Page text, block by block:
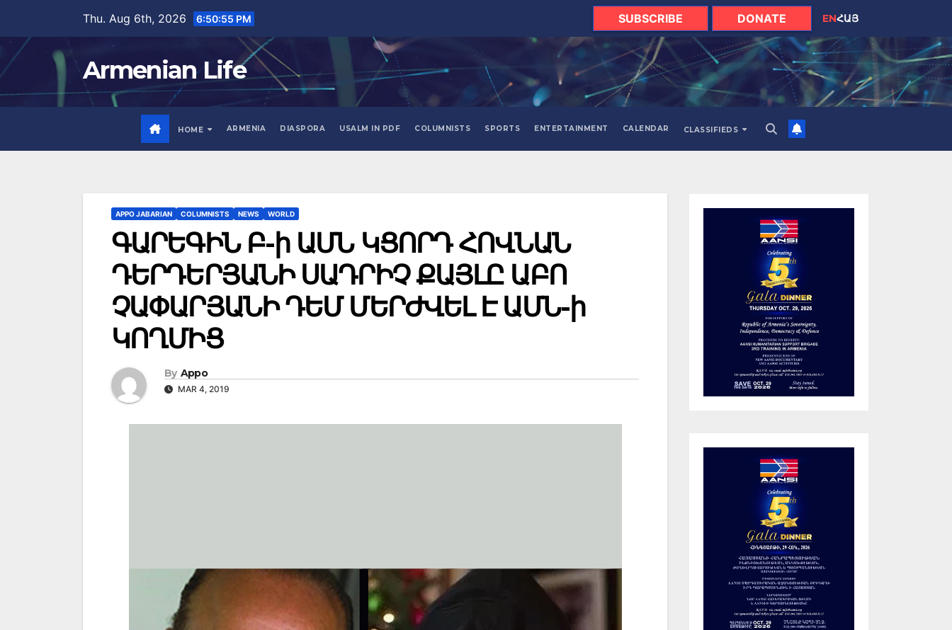
content
Thu. Aug 6th, 2026 6:50:56 PM SUBSCRIBE DONATE ENՀԱՅ
Armenian Life
HOME ARMENIA DIASPORA USALM IN PDF COLUMNISTS SPORTS ENTERTAINMENT CALENDAR CLASSIFIEDS
APPO JABARIAN COLUMNISTS NEWS WORLD
ԳԱՐԵԳԻՆ Բ-ի ԱՄՆ ԿՑՈՐԴ ՀՈՎՆԱՆ
ԴԵՐԴԵՐՅԱՆԻ ՍԱԴՐԻՉ ՔԱՅԼԸ ԱԲՈ
ՉԱՓԱՐՅԱՆԻ ԴԵՄ ՄԵՐԺՎԵԼ Է ԱՄՆ-ի
ԿՈՂՄԻՑ
By Appo
MAR 4, 2019